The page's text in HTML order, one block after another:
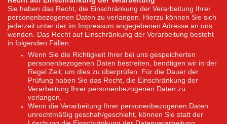
Sie haben das Recht, die Einschränkung der Verarbeitung Ihrer
personenbezogenen Daten zu verlangen. Hierzu können Sie sich
jederzeit unter der im Impressum angegebenen Adresse an uns
wenden. Das Recht auf Einschränkung der Verarbeitung besteht
in folgenden Fällen:
Wenn Sie die Richtigkeit Ihrer bei uns gespeicherten
personenbezogenen Daten bestreiten, benötigen wir in der
Regel Zeit, um dies zu überprüfen. Für die Dauer der
Prüfung haben Sie das Recht, die Einschränkung der
Verarbeitung Ihrer personenbezogenen Daten zu
verlangen.
Wenn die Verarbeitung Ihrer personenbezogenen Daten
unrechtmäßig geschah/geschieht, können Sie statt der